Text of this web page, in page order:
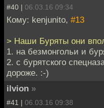
#40 | 06.03.16 09:34
Кому: kenjunito, #13
> Наши Буряты они
1. на безмонгольи и
2. с бурятского
дороже. :-)
ilvion »
#41 | 06.03.16 09:38